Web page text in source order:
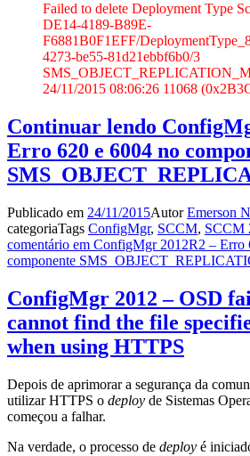
Failed to delete Deployment Type
DE14-4189-B89E-
F6881B0F1EFF/
4273-be55-81d21ebbf6b0/3
24/11/2015 08:06:26 11068
Continuar lendo
Erro 620 e 6004 no
Publicado em 24/11/2015AutorEmerson
categoriaTags ConfigMgr, SCCM, SCCM
comentário em ConfigMgr 2012R2 – Erro
componente
ConfigMgr 2012 – OSD
cannot find the file
when using HTTPS
Depois de aprimorar a segurança da
utilizar HTTPS o deploy de Sistemas
começou a falhar.
Na verdade, o processo de deploy é